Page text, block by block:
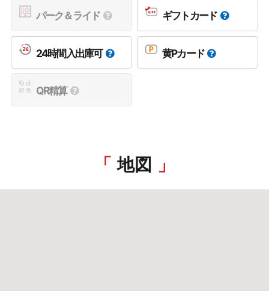
パーク＆ライド ギフトカード
24時間入出庫可 黄Pカード
QR精算
地図